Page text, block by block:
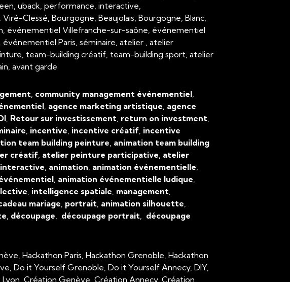
uback, performance, interactive,
Clessé, Bourgogne, Beaujolais, Bourgogne, Blanc,
événementiel Villefranche-sur-saône, événementiel
Paris, séminaire, atelier , atelier
team-building créatif, team-building sport, atelier
avant garde
, community management événementiel,
, agence marketing artistique, agence
, Retour sur investissement, return on investment,
, incentive, incentive créatif, incentive
team building peinture, animation team building
créatif, atelier peinture participative, atelier
, animation, animation événementielle,
, animation événementielle ludique,
, intelligence spatiale, management,
mariage, portrait, animation silhouette,
, découpage, découpage portrait, découpage
Hackathon Paris, Hackathon Grenoble, Hackathon
Do it Yourself Grenoble, Do it Yourself Annecy, DIY,
Lyon, Création Genève, Création Annecy, Création